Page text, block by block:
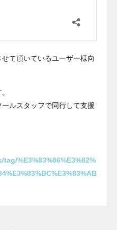
て頂いているユーザー様向
ルスタッフで同行して支援
%E3%83%86%E3%82%